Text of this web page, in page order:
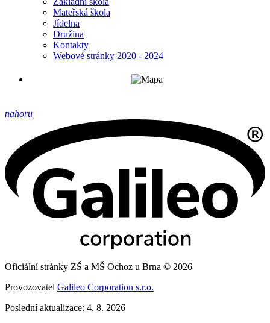
Mateřská škola
Jídelna
Družina
Kontakty
Webové stránky 2020 - 2024
nahoru
Oficiální stránky ZŠ a MŠ Ochoz u Brna © 2026
Provozovatel Galileo Corporation s.r.o.
Poslední aktualizace: 4. 8. 2026